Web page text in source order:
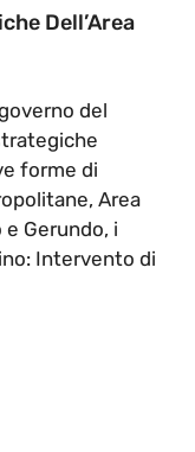
Dell’Area
del
forme di
Area
Gerundo, i
Intervento di